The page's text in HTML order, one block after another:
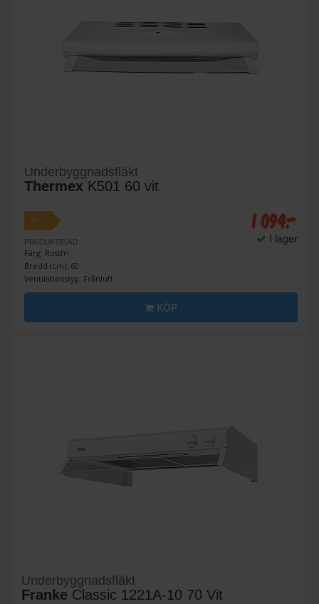
Underbyggnadsfläkt
Thermex K501 60 vit
D
PRODUKTBLAD
Färg: Rostfri
Bredd (cm): 60
Ventilationstyp: Frånluft
1 094:-
I lager
KÖP
Underbyggnadsfläkt
Franke Classic 1221A-10 70 Vit